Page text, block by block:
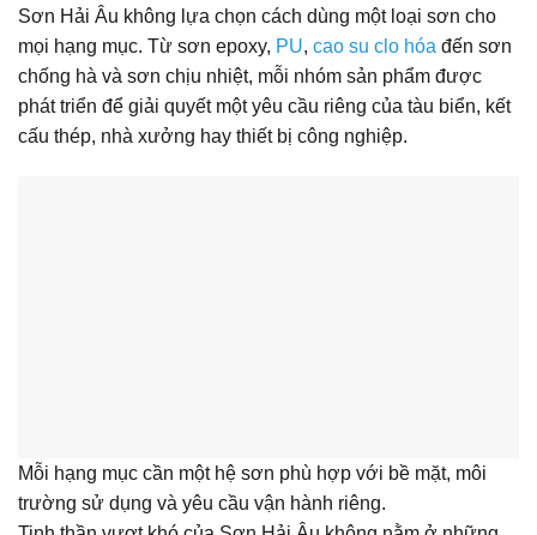
Sơn Hải Âu không lựa chọn cách dùng một loại sơn cho
mọi hạng mục. Từ sơn epoxy, PU, cao su clo hóa đến sơn
chống hà và sơn chịu nhiệt, mỗi nhóm sản phẩm được
phát triển để giải quyết một yêu cầu riêng của tàu biển, kết
cấu thép, nhà xưởng hay thiết bị công nghiệp.
Mỗi hạng mục cần một hệ sơn phù hợp với bề mặt, môi
trường sử dụng và yêu cầu vận hành riêng.